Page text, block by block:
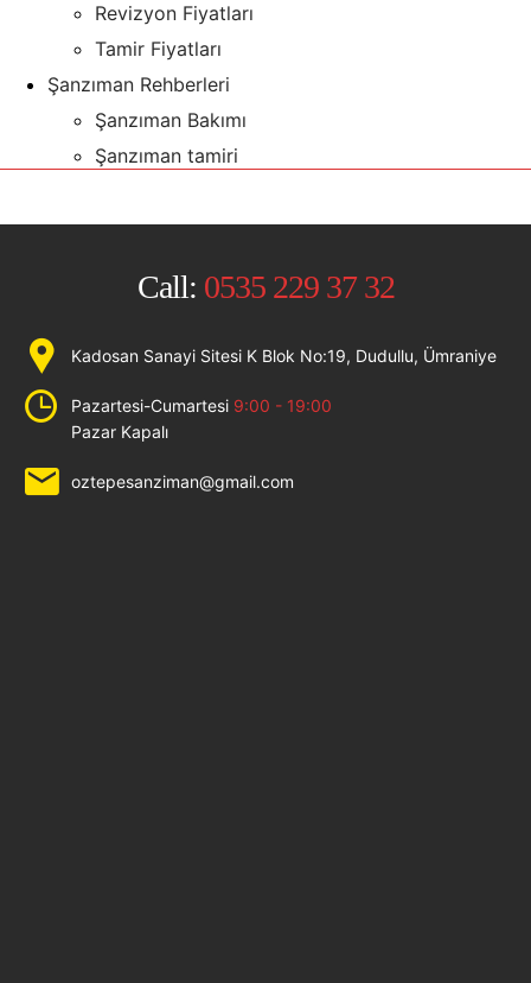
Revizyon Fiyatları
Tamir Fiyatları
Şanzıman Rehberleri
Şanzıman Bakımı
Şanzıman tamiri
Call: 0535 229 37 32
Kadosan Sanayi Sitesi K Blok No:19, Dudullu, Ümraniye
Pazartesi-Cumartesi 9:00 - 19:00
Pazar Kapalı
oztepesanziman@gmail.com